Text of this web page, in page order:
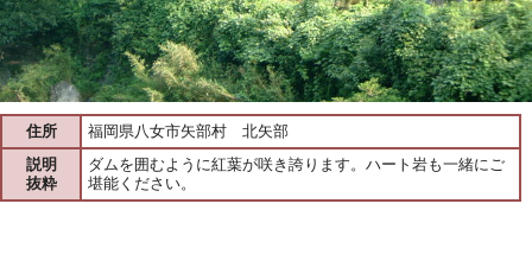
住所
福岡県八女市矢部村 北矢部
説明
抜粋
ダムを囲むように紅葉が咲き誇ります。ハート岩も一緒にご
堪能ください。